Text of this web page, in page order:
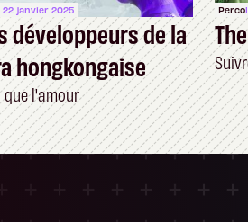
22 janvier 2025
développeurs de la
hongkongaise
l'amour
Perco